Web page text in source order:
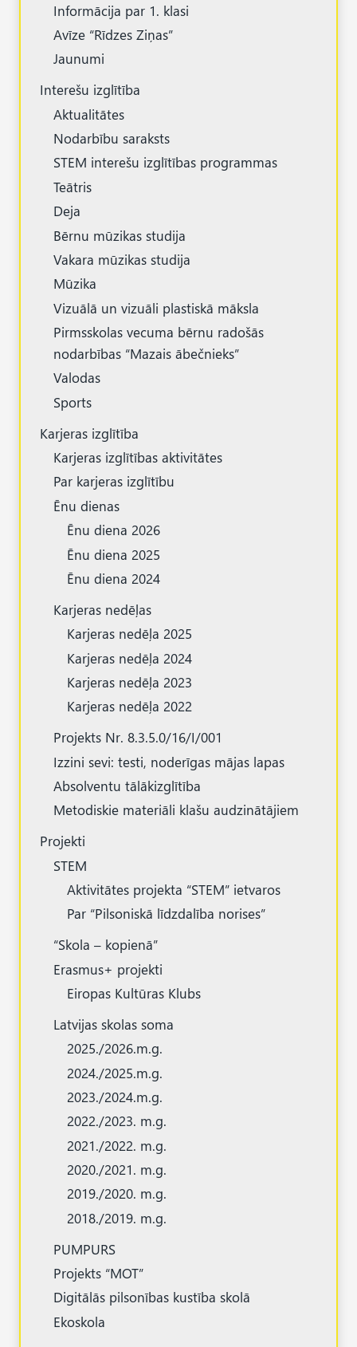
Informācija par 1. klasi
Avīze “Rīdzes Ziņas”
Jaunumi
Interešu izglītība
Aktualitātes
Nodarbību saraksts
STEM interešu izglītības programmas
Teātris
Deja
Bērnu mūzikas studija
Vakara mūzikas studija
Mūzika
Vizuālā un vizuāli plastiskā māksla
Pirmsskolas vecuma bērnu radošās
nodarbības “Mazais ābečnieks”
Valodas
Sports
Karjeras izglītība
Karjeras izglītības aktivitātes
Par karjeras izglītību
Ēnu dienas
Ēnu diena 2026
Ēnu diena 2025
Ēnu diena 2024
Karjeras nedēļas
Karjeras nedēļa 2025
Karjeras nedēļa 2024
Karjeras nedēļa 2023
Karjeras nedēļa 2022
Projekts Nr. 8.3.5.0/16/I/001
Izzini sevi: testi, noderīgas mājas lapas
Absolventu tālākizglītība
Metodiskie materiāli klašu audzinātājiem
Projekti
STEM
Aktivitātes projekta “STEM” ietvaros
Par “Pilsoniskā līdzdalība norises”
“Skola – kopienā”
Erasmus+ projekti
Eiropas Kultūras Klubs
Latvijas skolas soma
2025./2026.m.g.
2024./2025.m.g.
2023./2024.m.g.
2022./2023. m.g.
2021./2022. m.g.
2020./2021. m.g.
2019./2020. m.g.
2018./2019. m.g.
PUMPURS
Projekts “MOT”
Digitālās pilsonības kustība skolā
Ekoskola